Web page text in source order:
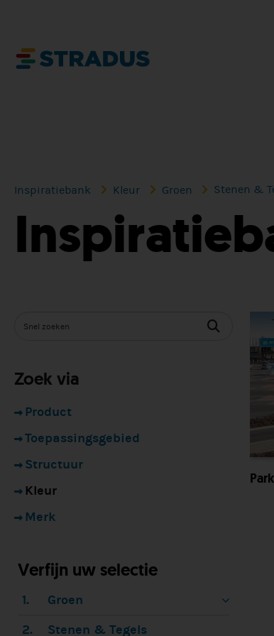
Inspiratiebank Kleur Groen Stenen &
Zoek via
Product
Toepassingsgebied
Structuur
Kleur
Merk
Verfijn uw selectie
1.
Groen
2.
Stenen & Tegels